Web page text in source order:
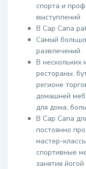
спорта и
выступлений
В Cap Cana
Самый
развлечений
В нескольких
рестораны,
регионе
домашней
для дома,
В Cap Cana
постоянно
мастер-
спортивные
занятия йогой